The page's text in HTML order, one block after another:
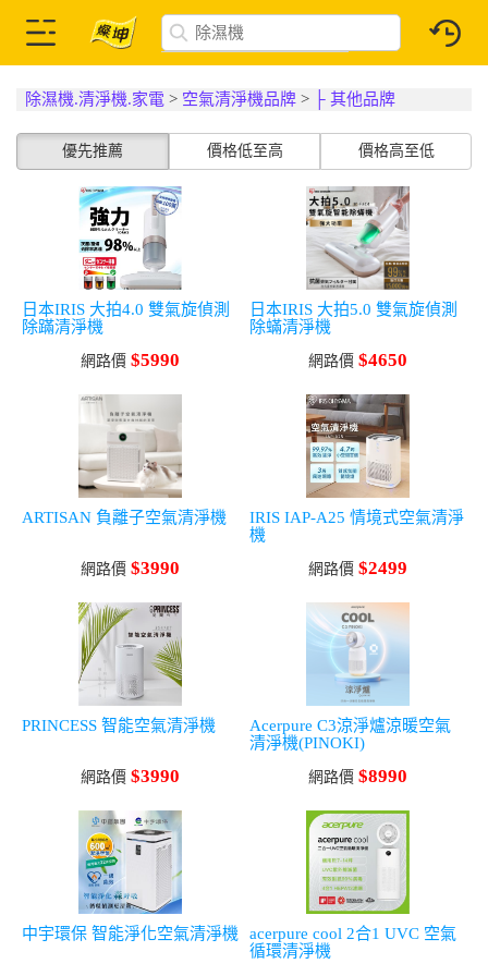
除濕機.清淨機.家電 > 空氣清淨機品牌 > ├ 其他品牌
優先推薦 價格低至高 價格高至低
日本IRIS 大拍4.0 雙氣旋偵測
除蹣清淨機
網路價 $5990
日本IRIS 大拍5.0 雙氣旋偵測
除蟎清淨機
網路價 $4650
ARTISAN 負離子空氣清淨機
網路價 $3990
IRIS IAP-A25 情境式空氣清淨
機
網路價 $2499
PRINCESS 智能空氣清淨機
網路價 $3990
Acerpure C3涼淨爐涼暖空氣
清淨機(PINOKI)
網路價 $8990
中宇環保 智能淨化空氣清淨機
acerpure cool 2合1 UVC 空氣
循環清淨機